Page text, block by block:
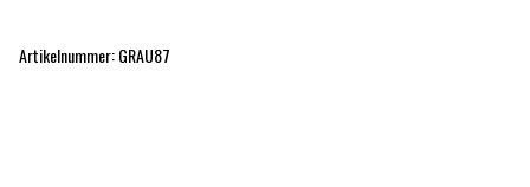
Artikelnummer: GRAU87